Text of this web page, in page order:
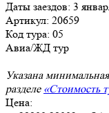
Даты заездов: 3
Артикул: 20659
Код тура: 05
Авиа/ЖД тур
Указана
разделе «Стоимость
Цена: